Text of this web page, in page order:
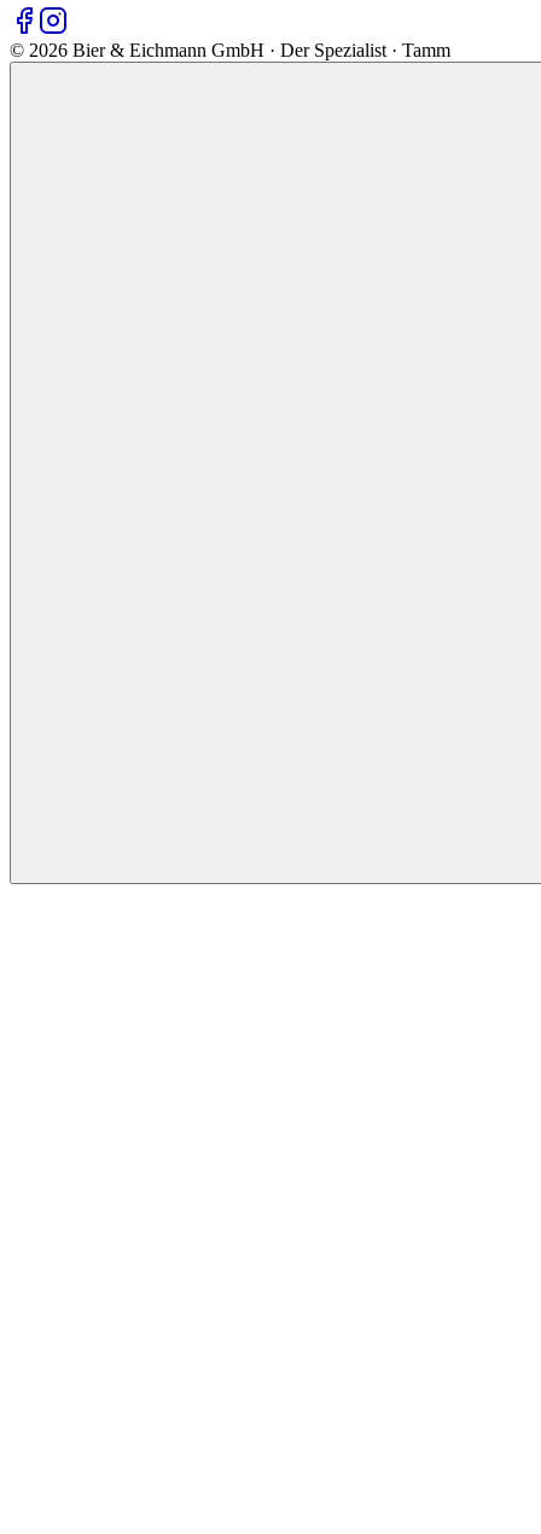
© 2026 Bier & Eichmann GmbH · Der Spezialist · Tamm